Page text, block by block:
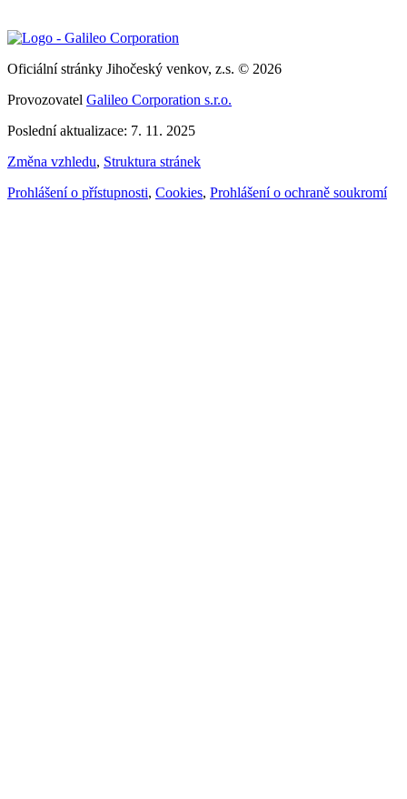
Oficiální stránky Jihočeský venkov, z.s. © 2026
Provozovatel Galileo Corporation s.r.o.
Poslední aktualizace: 7. 11. 2025
Změna vzhledu, Struktura stránek
Prohlášení o přístupnosti, Cookies, Prohlášení o ochraně soukromí